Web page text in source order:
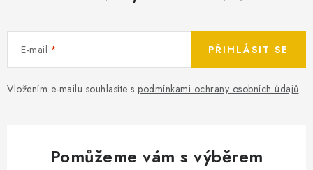
E-mail
Vložením e-mailu souhlasíte s podmínkami ochrany osobních údajů
PŘIHLÁSIT SE
Pomůžeme vám s výběrem